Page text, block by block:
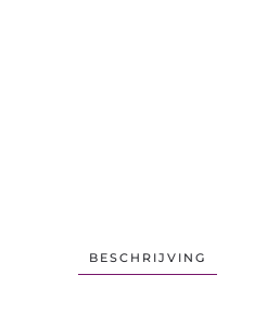
BESCHRIJVING